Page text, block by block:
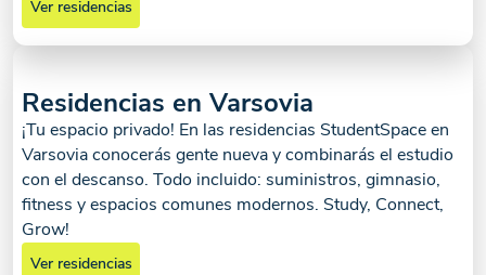
Ver residencias
Residencias en Varsovia
¡Tu espacio privado! En las residencias StudentSpace en
Varsovia conocerás gente nueva y combinarás el estudio
con el descanso. Todo incluido: suministros, gimnasio,
fitness y espacios comunes modernos. Study, Connect,
Grow!
Ver residencias